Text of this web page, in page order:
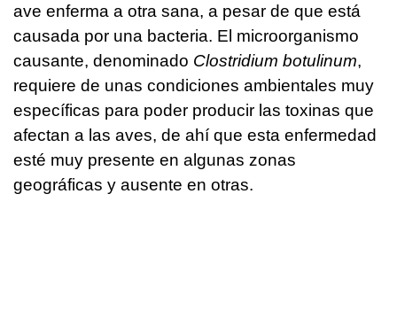
ave enferma a otra sana, a pesar de que está
causada por una bacteria. El microorganismo
causante, denominado Clostridium botulinum,
requiere de unas condiciones ambientales muy
específicas para poder producir las toxinas que
afectan a las aves, de ahí que esta enfermedad
esté muy presente en algunas zonas
geográficas y ausente en otras.